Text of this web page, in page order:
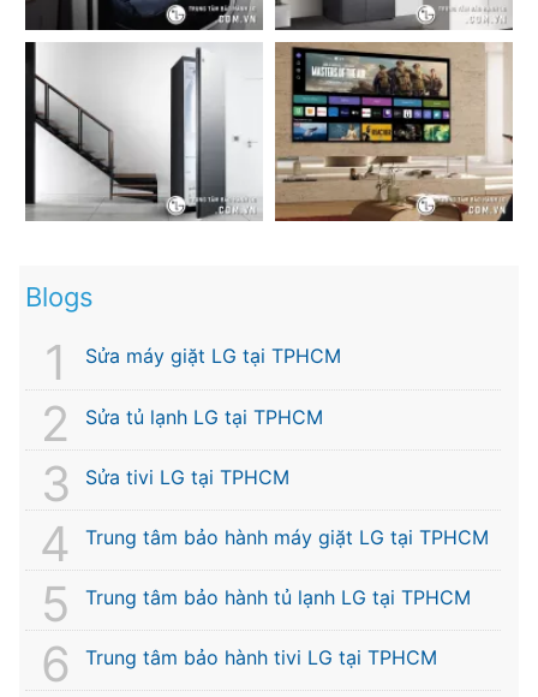
Blogs
Sửa máy giặt LG tại TPHCM
Sửa tủ lạnh LG tại TPHCM
Sửa tivi LG tại TPHCM
Trung tâm bảo hành máy giặt LG tại TPHCM
Trung tâm bảo hành tủ lạnh LG tại TPHCM
Trung tâm bảo hành tivi LG tại TPHCM